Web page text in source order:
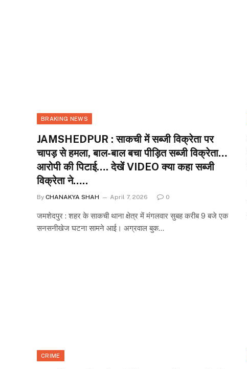
BRAKING NEWS
JAMSHEDPUR : साकची में सब्जी विक्रेता पर
चापड़ से हमला, बाल-बाल बचा पीड़ित सब्जी विक्रेता…
आरोपी की पिटाई…. देखें VIDEO क्या कहा सब्जी
विक्रेता ने…..
By CHANAKYA SHAH April 7, 2026 0
जमशेदपुर : शहर के साकची थाना क्षेत्र में मंगलवार सुबह करीब 9 बजे एक
सनसनीखेज घटना सामने आई। अग्रवाल बुक…
CRIME